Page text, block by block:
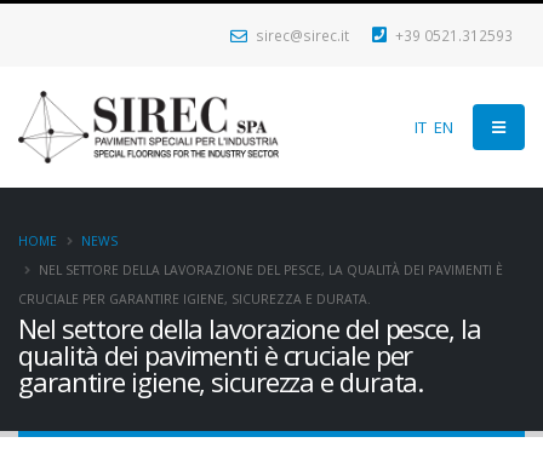
sirec@sirec.it +39 0521.312593
IT EN
Nel settore della lavorazione del pesce, la
qualità dei pavimenti è cruciale per
garantire igiene, sicurezza e durata.
HOME
NEWS
NEL SETTORE DELLA LAVORAZIONE DEL PESCE, LA QUALITÀ DEI PAVIMENTI È
CRUCIALE PER GARANTIRE IGIENE, SICUREZZA E DURATA.